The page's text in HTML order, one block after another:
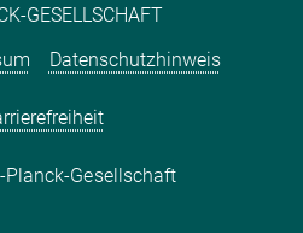
GESELLSCHAFT
Datenschutzhinweis
Planck-Gesellschaft